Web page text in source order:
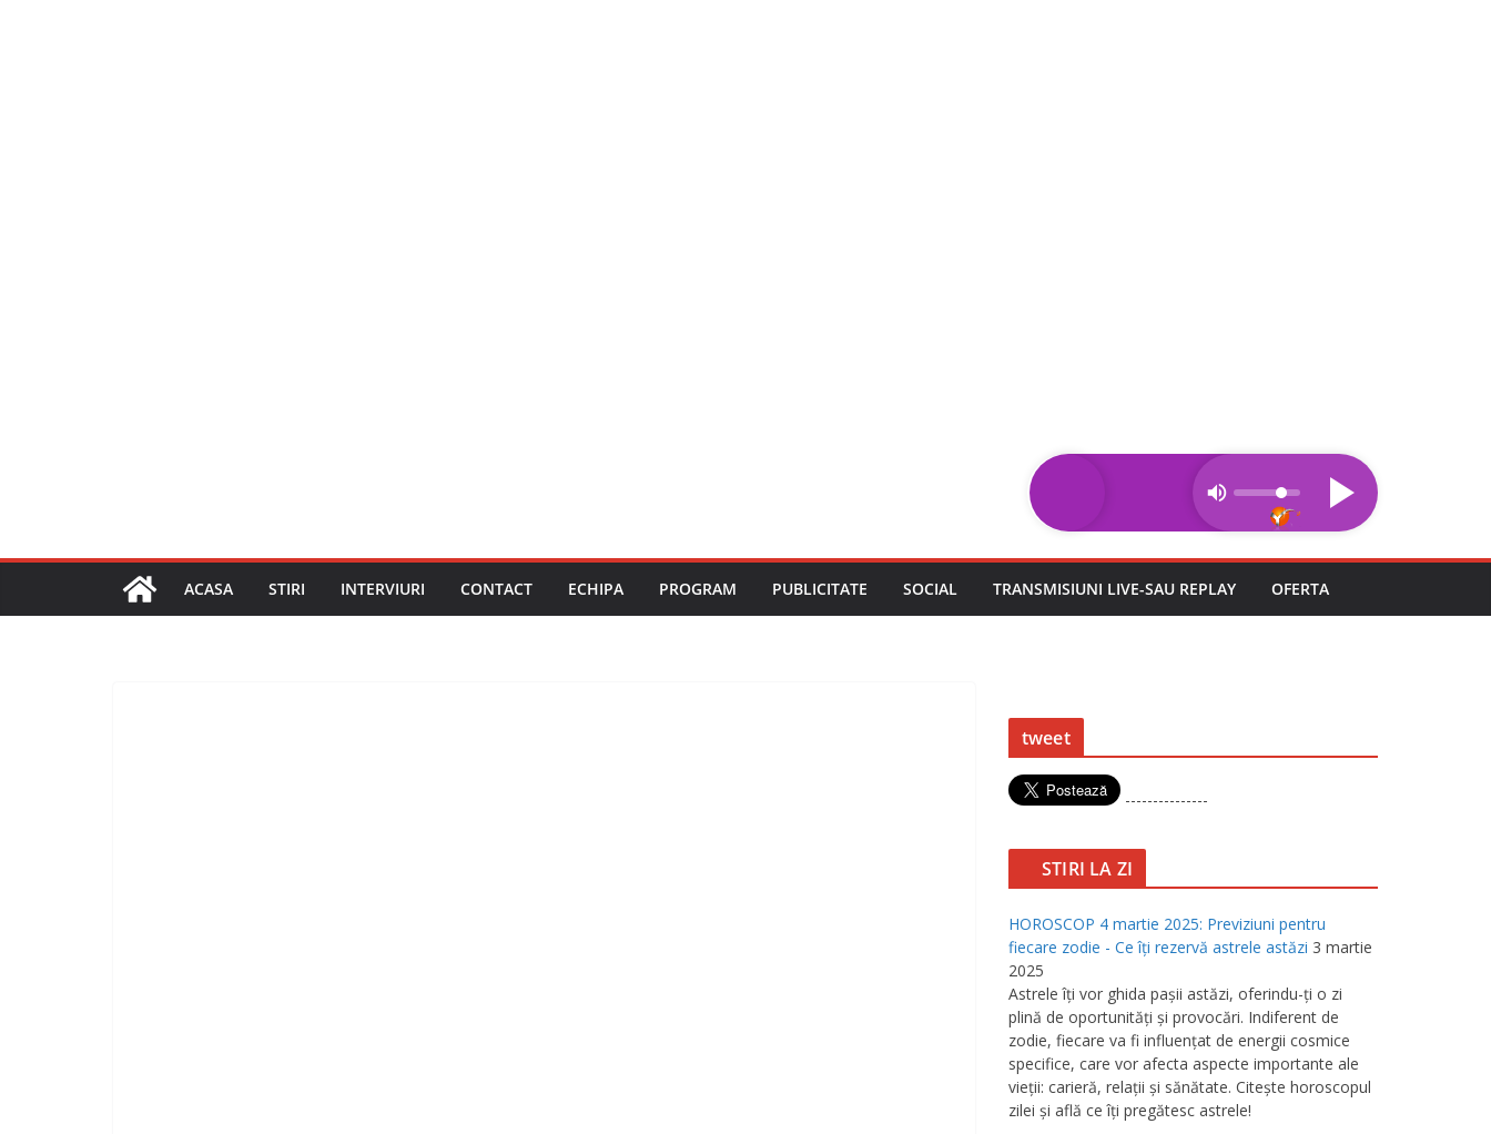
ACASA STIRI INTERVIURI CONTACT ECHIPA PROGRAM PUBLICITATE SOCIAL TRANSMISIUNI LIVE-SAU REPLAY OFERTA
tweet
---------------
STIRI LA ZI
HOROSCOP 4 martie 2025: Previziuni pentru
fiecare zodie - Ce îţi rezervă astrele astăzi 3 martie
2025
Astrele îţi vor ghida paşii astăzi, oferindu-ţi o zi
plină de oportunităţi şi provocări. Indiferent de
zodie, fiecare va fi influenţat de energii cosmice
specifice, care vor afecta aspecte importante ale
vieţii: carieră, relaţii şi sănătate. Citeşte horoscopul
zilei şi află ce îţi pregătesc astrele!